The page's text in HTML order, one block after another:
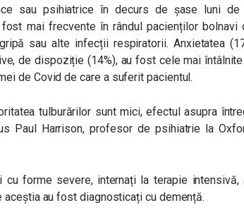
sau psihiatrice în decurs de șase luni de
mai frecvente în rândul pacienților bolnavi
sau alte infecții respiratorii. Anxietatea
de dispoziție (14%), au fost cele mai
de Covid de care a suferit pacientul.
tulburărilor sunt mici, efectul asupra
Paul Harrison, profesor de psihiatrie la
cu forme severe, internați la terapie intensivă,
aceștia au fost diagnosticați cu demență.